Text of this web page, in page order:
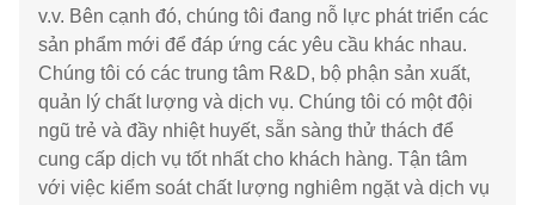
v.v. Bên cạnh đó, chúng tôi đang nỗ lực phát triển các
sản phẩm mới để đáp ứng các yêu cầu khác nhau.
Chúng tôi có các trung tâm R&D, bộ phận sản xuất,
quản lý chất lượng và dịch vụ. Chúng tôi có một đội
ngũ trẻ và đầy nhiệt huyết, sẵn sàng thử thách để
cung cấp dịch vụ tốt nhất cho khách hàng. Tận tâm
với việc kiểm soát chất lượng nghiêm ngặt và dịch vụ